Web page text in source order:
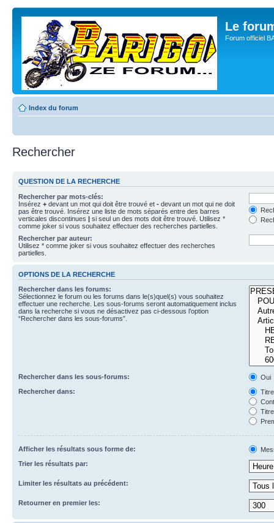
Le
Forum officiel
Index du forum
Rechercher
QUESTION DE LA RECHERCHE
Rechercher par mots-clés:
Insérez + devant un mot qui doit être trouvé et - devant un mot qui ne doit
pas être trouvé. Insérez une liste de mots séparés entre des barres
verticales discontinues | si seul un des mots doit être trouvé. Utilisez *
comme joker si vous souhaitez effectuer des recherches partielles.
Rechercher par auteur:
Utilisez * comme joker si vous souhaitez effectuer des recherches
partielles.
OPTIONS DE LA RECHERCHE
Rechercher dans les forums:
Sélectionnez le forum ou les forums dans le(s)quel(s) vous souhaitez
effectuer une recherche. Les sous-forums seront automatiquement inclus
dans la recherche si vous ne désactivez pas ci-dessous l’option
“Rechercher dans les sous-forums”.
Rechercher dans les sous-forums:
Oui
Rechercher dans:
Afficher les résultats sous forme de:
Trier les résultats par:
Limiter les résultats au précédent:
Retourner en premier les: